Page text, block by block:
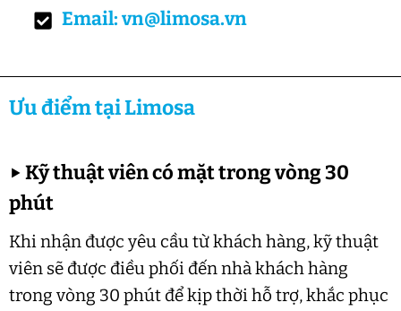
Email: vn@limosa.vn
Ưu điểm tại Limosa
▶Kỹ thuật viên có mặt trong vòng 30
phút
Khi nhận được yêu cầu từ khách hàng, kỹ thuật
viên sẽ được điều phối đến nhà khách hàng
trong vòng 30 phút để kịp thời hỗ trợ, khắc phục